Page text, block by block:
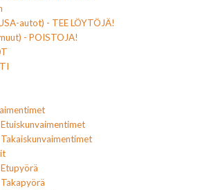
autot) - TEE LÖYTÖJÄ!
- POISTOJA!
Etuiskunvaimentimet
Takaiskunvaimentimet
Etupyörä
Takapyörä